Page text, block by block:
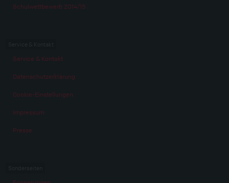
Schulwettbewerb 2014/15
Service & Kontakt
Datenschutzerklärung
Cookie-Einstellungen
Impressum
Presse